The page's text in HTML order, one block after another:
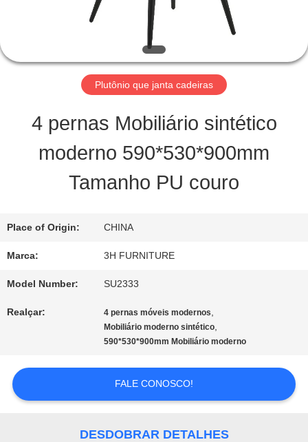
CONTROLE
QUALIDADE
CONTATO
PEÇA
UMAS
CITAÇÕES
DO
Plutônio que janta cadeiras
4 pernas Mobiliário sintético
moderno 590*530*900mm
Tamanho PU couro
Place of Origin: CHINA
Marca: 3H FURNITURE
Model Number: SU2333
Realçar: 4 pernas móveis modernos,
Mobiliário moderno sintético,
590*530*900mm Mobiliário moderno
FALE CONOSCO!
DESDOBRAR DETALHES